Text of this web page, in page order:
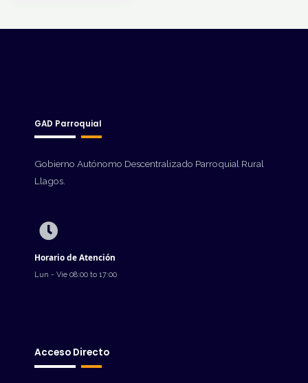
GAD Parroquial
Gobierno Autónomo Descentralizado Parroquial Rural
Llagos.
Horario de Atención
Lun - Vie 08:00 to 17:00
Acceso Directo